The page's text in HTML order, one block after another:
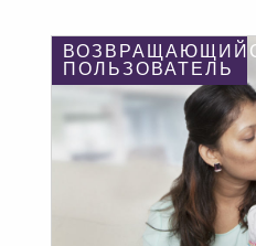
ПОЛЬЗОВАТЕЛЬ